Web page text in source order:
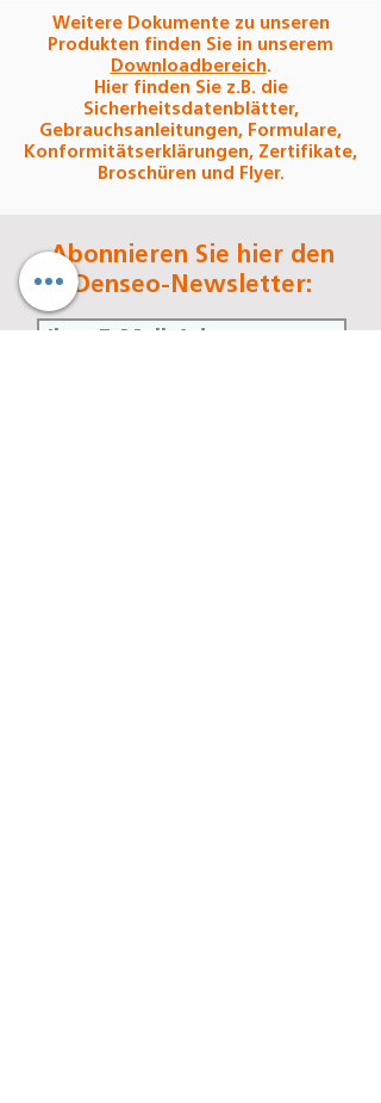
Weitere Dokumente zu unseren
Produkten finden Sie in unserem
Downloadbereich.
Hier finden Sie z.B. die
Sicherheitsdatenblätter,
Gebrauchsanleitungen, Formulare,
Konformitätserklärungen, Zertifikate,
Broschüren und Flyer.
Abonnieren Sie hier den
Denseo-Newsletter: